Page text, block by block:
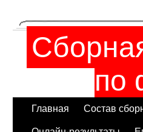
по
Главная Состав